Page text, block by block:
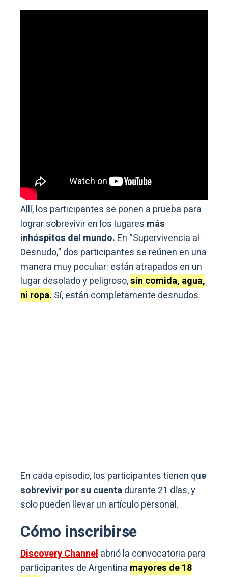
Allí, los participantes se ponen a prueba para
lograr sobrevivir en los lugares más
inhóspitos del mundo. En “Supervivencia al
Desnudo,” dos participantes se reúnen en una
manera muy peculiar: están atrapados en un
lugar desolado y peligroso,sin comida, agua,
ni ropa. Sí, están completamente desnudos.
En cada episodio, los participantes tienen que
sobrevivir por su cuentadurante 21 días, y
solo pueden llevar un artículo personal.
Cómo inscribirse
Discovery Channelabrió la convocatoria para
participantes de Argentina mayores de 18